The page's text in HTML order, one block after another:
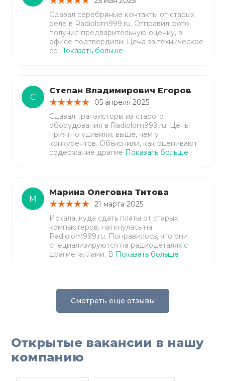
Сдавал серебряные контакты от старых
реле в Radiolom999.ru. Отправил фото,
получил предварительную оценку, в
офисе подтвердили. Цена за техническое
се Показать больше
С
Степан Владимирович Егоров
05 апреля 2025
Сдавал транзисторы из старого
оборудования в Radiolom999.ru. Цены
приятно удивили, выше, чем у
конкурентов. Объяснили, как оценивают
содержание драгме Показать больше
М
Марина Олеговна Титова
21 марта 2025
Искала, куда сдать платы от старых
компьютеров, наткнулась на
Radiolom999.ru. Понравилось, что они
специализируются на радиодеталях с
драгметаллами. В Показать больше
Смотреть еще отзывы
Открытые вакансии в нашу
компанию